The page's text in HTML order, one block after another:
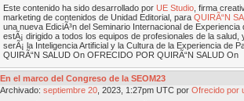
Este contenido ha sido desarrollado por UE Studio , firma
marketing de contenidos de Unidad Editorial, para QUIRÃ“N
una nueva EdiciÃ³n del Seminario Internacional de
estÃ¡ dirigido a todos los equipos de profesionales de la salud,
serÃ¡ la Inteligencia Artificial y la Cultura de la Experiencia de
QUIRÃ“N SALUD On OFRECIDO POR QUIRÃ“N SALUD On
En el marco del Congreso de la SEOM23
Archivado: septiembre 20 , 2023, 1:27pm UTC por Ofrecido por